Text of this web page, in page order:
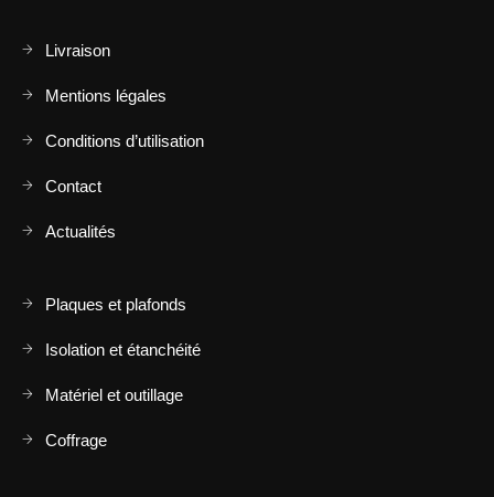
Livraison
Mentions légales
Conditions d’utilisation
Contact
Actualités
Plaques et plafonds
Isolation et étanchéité
Matériel et outillage
Coffrage